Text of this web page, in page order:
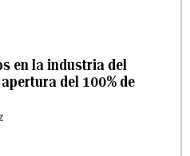
en la industria del
del 100% de